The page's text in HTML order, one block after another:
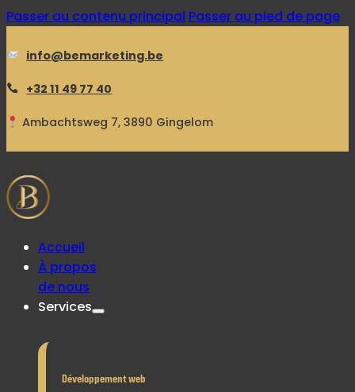
Passer au contenu principal Passer au pied de page
info@bemarketing.be
+32 11 49 77 40
Ambachtsweg 7, 3890 Gingelom
Accueil
À propos
de nous
Services
Développement web